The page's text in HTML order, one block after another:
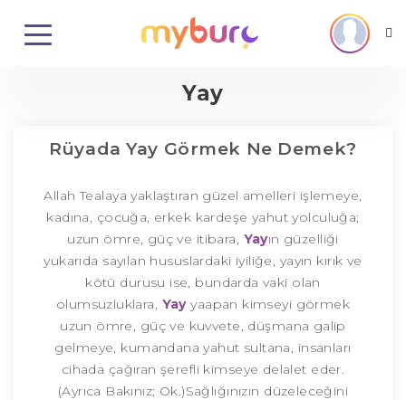
Yay
Rüyada Yay Görmek Ne Demek?
Allah Tealaya yaklaştıran güzel amelleri işlemeye,
kadına, çocuğa, erkek kardeşe yahut yolculuğa;
uzun ömre, güç ve itibara, Yayın güzelliği
yukarıda sayılan hususlardaki iyiliğe, yayın kırık ve
kötü durusu ise, bundarda vaki olan
olumsuzluklara, Yayyaapan kimseyi görmek
uzun ömre, güç ve kuvvete, düşmana galip
gelmeye, kumandana yahut sultana, insanları
cihada çağıran şerefli kimseye delalet eder.
(Ayrıca Bakınız; Ok.)Sağlığınızın düzeleceğini